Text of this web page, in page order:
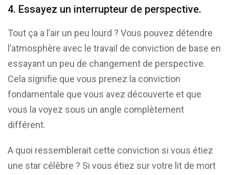
4. Essayez un interrupteur de perspective.
Tout ça a l’air un peu lourd ? Vous pouvez détendre
l’atmosphère avec le travail de conviction de base en
essayant un peu de changement de perspective.
Cela signifie que vous prenez la conviction
fondamentale que vous avez découverte et que
vous la voyez sous un angle complètement
différent.
A quoi ressemblerait cette conviction si vous étiez
une star célèbre ? Si vous étiez sur votre lit de mort